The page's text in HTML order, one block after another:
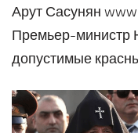
Арут Сасунян
Премьер-министр
допустимые